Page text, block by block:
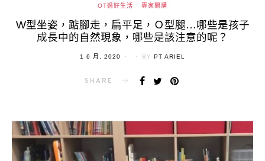
OT過好生活 專家開講
W型坐姿，踮腳走，扁平足，Ｏ型腿…哪些是孩子
成長中的自然現象，哪些是該注意的呢？
POSTED
1 6 月, 2020 BY PT ARIEL
SHARE